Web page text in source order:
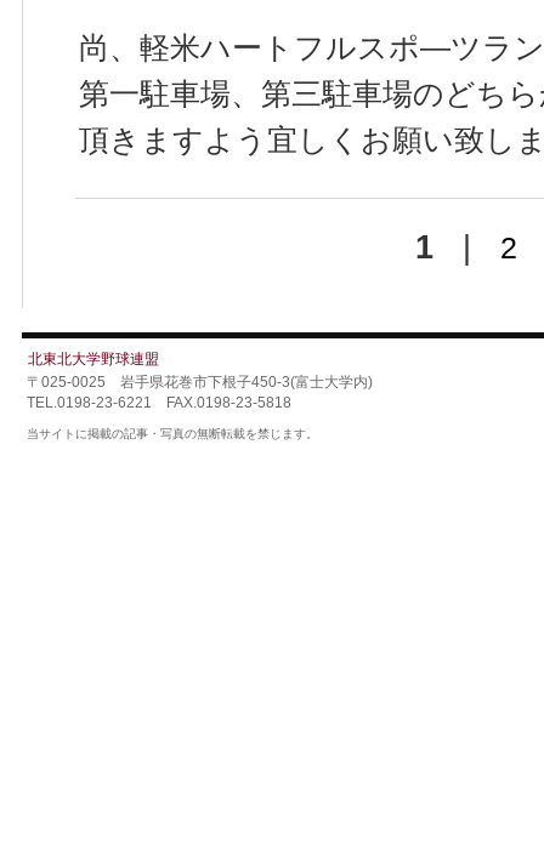
尚、軽米ハートフルスポ―ツラ
第一駐車場、第三駐車場のどち
頂きますよう宜しくお願い致し
1| 2
北東北大学野球連盟
〒025-0025 岩手県花巻市下根子450-3(富士大学内)
TEL.0198-23-6221 FAX.0198-23-5818
当サイトに掲載の記事・写真の無断転載を禁じます。